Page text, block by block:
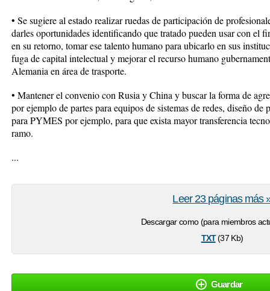
• Se sugiere al estado realizar ruedas de participación de
darles oportunidades identificando que tratado pueden usar con el
en su retorno, tomar ese talento humano para ubicarlo en sus
fuga de capital intelectual y mejorar el recurso humano
Alemania en área de trasporte.
• Mantener el convenio con Rusia y China y buscar la forma de
por ejemplo de partes para equipos de sistemas de redes, diseño de
para PYMES por ejemplo, para que exista mayor transferencia
ramo.
...
Descargar como (para miembros
txt(37 Kb)
Leer 23 páginas más
Guardar